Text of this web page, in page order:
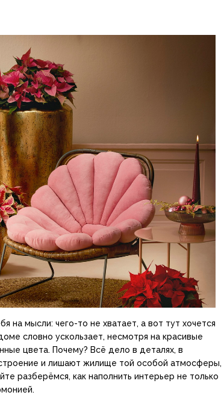
на мысли: чего-то не хватает, а вот тут хочется
словно ускользает, несмотря на красивые
цвета. Почему? Всё дело в деталях, в
и лишают жилище той особой атмосферы,
разберёмся, как наполнить интерьер не только